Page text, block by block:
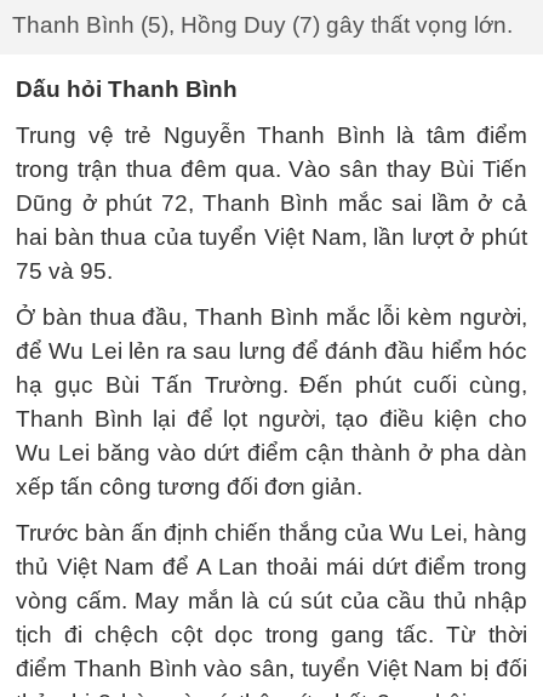
Thanh Bình (5), Hồng Duy (7) gây thất vọng lớn.
Dấu hỏi Thanh Bình
Trung vệ trẻ Nguyễn Thanh Bình là tâm điểm
trong trận thua đêm qua. Vào sân thay Bùi Tiến
Dũng ở phút 72, Thanh Bình mắc sai lầm ở cả
hai bàn thua của tuyển Việt Nam, lần lượt ở phút
75 và 95.
Ở bàn thua đầu, Thanh Bình mắc lỗi kèm người,
để Wu Lei lẻn ra sau lưng để đánh đầu hiểm hóc
hạ gục Bùi Tấn Trường. Đến phút cuối cùng,
Thanh Bình lại để lọt người, tạo điều kiện cho
Wu Lei băng vào dứt điểm cận thành ở pha dàn
xếp tấn công tương đối đơn giản.
Trước bàn ấn định chiến thắng của Wu Lei, hàng
thủ Việt Nam để A Lan thoải mái dứt điểm trong
vòng cấm. May mắn là cú sút của cầu thủ nhập
tịch đi chệch cột dọc trong gang tấc. Từ thời
điểm Thanh Bình vào sân, tuyển Việt Nam bị đối